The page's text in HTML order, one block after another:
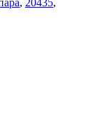
, 20435,